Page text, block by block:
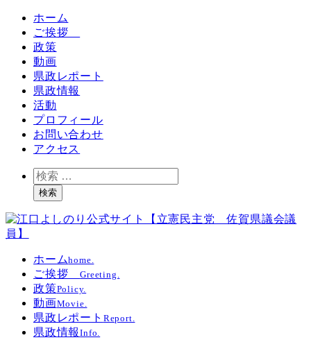
ホーム
ご挨拶
政策
動画
県政レポート
県政情報
活動
プロフィール
お問い合わせ
アクセス
検
索検索
ホームhome.
ご挨拶Greeting.
政策Policy.
動画Movie.
県政レポート Report.
県政情報Info.